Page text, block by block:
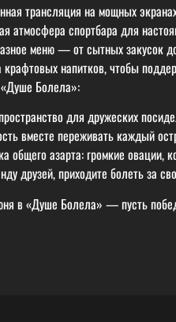
трансляция на мощных
атмосфера спортбара для
меню — от сытных закусок
крафтовых напитков, чтобы
Болела»:
для дружеских
вместе переживать каждый
общего азарта: громкие овации,
друзей, приходите болеть за
в «Душе Болела» — пусть